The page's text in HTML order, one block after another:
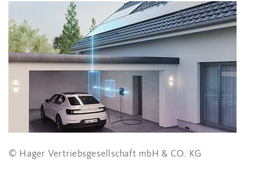
© Hager Vertriebsgesellschaft mbH & CO. KG